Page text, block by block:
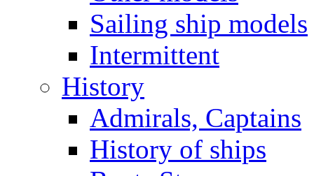
Sailing ship models
Intermittent
History
Admirals, Captains
History of ships